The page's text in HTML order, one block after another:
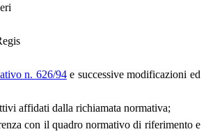
n. 626/94e successive modificazioni ed
affidati dalla richiamata normativa;
con il quadro normativo di riferimento e